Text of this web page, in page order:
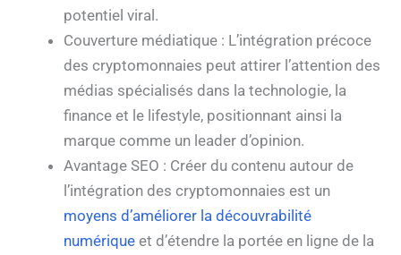
potentiel viral.
Couverture médiatique : L’intégration précoce
des cryptomonnaies peut attirer l’attention des
médias spécialisés dans la technologie, la
finance et le lifestyle, positionnant ainsi la
marque comme un leader d’opinion.
Avantage SEO : Créer du contenu autour de
l’intégration des cryptomonnaies est un
moyens d’améliorer la découvrabilité
numérique et d’étendre la portée en ligne de la